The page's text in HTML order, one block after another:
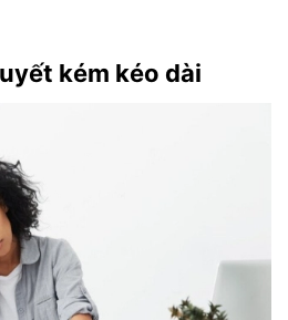
kém kéo dài